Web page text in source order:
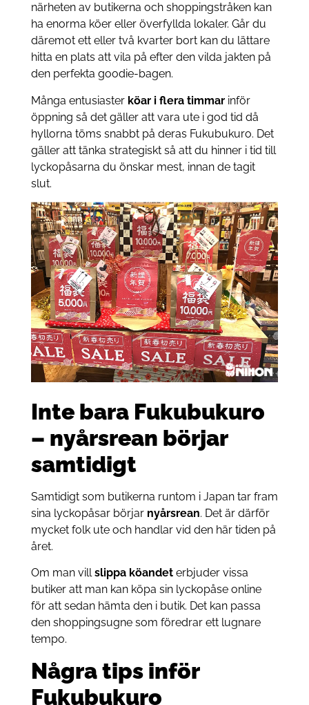
närheten av butikerna och shoppingstråken kan
ha enorma köer eller överfyllda lokaler. Går du
däremot ett eller två kvarter bort kan du lättare
hitta en plats att vila på efter den vilda jakten på
den perfekta goodie-bagen.
Många entusiaster köar i flera timmarinför
öppning så det gäller att vara ute i god tid då
hyllorna töms snabbt på deras Fukubukuro. Det
gäller att tänka strategiskt så att du hinner i tid till
lyckopåsarna du önskar mest, innan de tagit
slut.
Inte bara Fukubukuro
– nyårsrean börjar
samtidigt
Samtidigt som butikerna runtom i Japan tar fram
sina lyckopåsar börjar nyårsrean. Det är därför
mycket folk ute och handlar vid den här tiden på
året.
Om man villslippa köandeterbjuder vissa
butiker att man kan köpa sin lyckopåse online
för att sedan hämta den i butik. Det kan passa
den shoppingsugne som föredrar ett lugnare
tempo.
Några tips inför
Fukubukuro